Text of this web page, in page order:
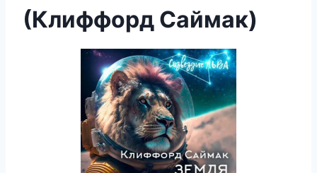
(Клиффорд Саймак)